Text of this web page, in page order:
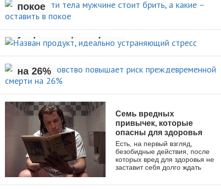
покое
УХОД ЗА СОБОЙ
Назван продукт, идеально
устраняющий стресс
НОВОСТИ
Раннее отцовство повышает
риск преждевременной смерти
на 26%
НОВОСТИ
ЗДОРОВЫЙ ОБРАЗ ЖИЗНИ
Семь вредных
привычек, которые
опасны для здоровья
Есть, на первый взгляд,
безобидные действия, после
которых вред для здоровья не
заставит себя долго ждать